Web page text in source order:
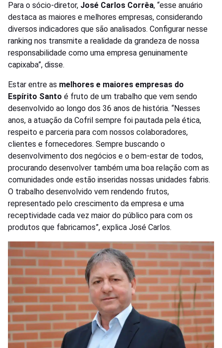
Para o sócio-diretor, José Carlos Corrêa, “esse anuário
destaca as maiores e melhores empresas, considerando
diversos indicadores que são analisados. Configurar nesse
ranking nos transmite a realidade da grandeza de nossa
responsabilidade como uma empresa genuinamente
capixaba”, disse.
Estar entre as melhores e maiores empresas do
Espírito Santo é fruto de um trabalho que vem sendo
desenvolvido ao longo dos 36 anos de história. “Nesses
anos, a atuação da Cofril sempre foi pautada pela ética,
respeito e parceria para com nossos colaboradores,
clientes e fornecedores. Sempre buscando o
desenvolvimento dos negócios e o bem-estar de todos,
procurando desenvolver também uma boa relação com as
comunidades onde estão inseridas nossas unidades fabris.
O trabalho desenvolvido vem rendendo frutos,
representado pelo crescimento da empresa e uma
receptividade cada vez maior do público para com os
produtos que fabricamos”, explica José Carlos.